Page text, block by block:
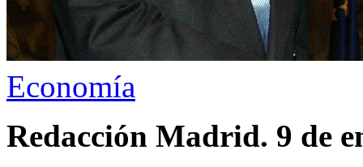
Economía
Redacción Madrid. 9 de